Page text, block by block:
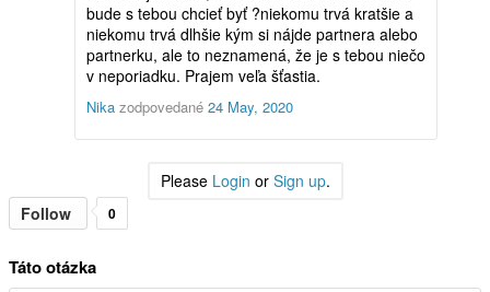
bude s tebou chcieť byť ?niekomu trvá kratšie a
niekomu trvá dlhšie kým si nájde partnera alebo
partnerku, ale to neznamená, že je s tebou niečo
v neporiadku. Prajem veľa šťastia.
Nika zodpovedané 24 May, 2020
Please Login or Sign up.
Follow
0
Táto otázka